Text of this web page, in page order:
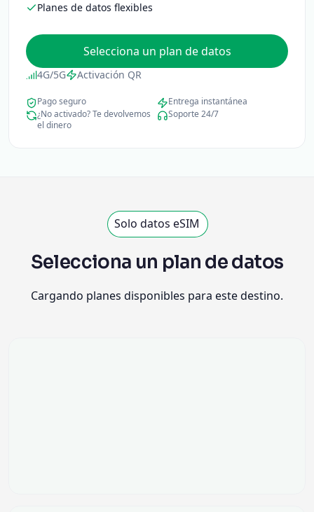
Planes de datos flexibles
Selecciona un plan de datos
4G/5G Activación QR
Pago seguro
Entrega instantánea
¿No activado? Te devolvemos
el dinero
Soporte 24/7
Solo datos eSIM
Selecciona un plan de datos
Cargando planes disponibles para este destino.